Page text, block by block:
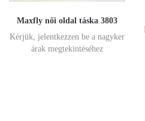
Maxfly női oldal táska 3803
Kérjük, jelentkezzen be a nagyker
árak megtekintéséhez